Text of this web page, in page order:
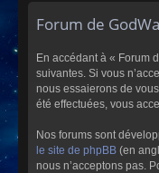
s
Forum de
En accédant à « Forum
suivantes. Si vous
nous essaierons de
été effectuées, vous
Nos forums sont
le site de phpBB (en
nous n’acceptons pas.